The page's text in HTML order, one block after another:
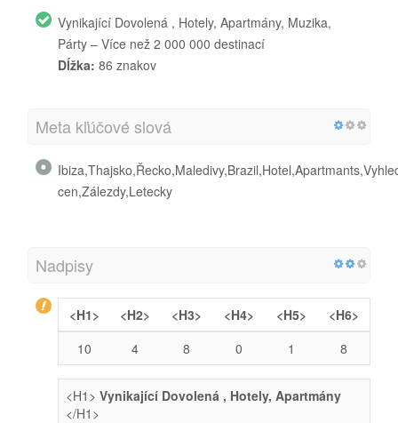
Vynikající Dovolená , Hotely, Apartmány, Muzika,
Párty – Více než 2 000 000 destinací
Dĺžka: 86 znakov
Meta kľúčové slová
cen,Zálezdy,Letecky
Nadpisy
<H1> <H2> <H3> <H4> <H5>
<H6>
10
4 8 0 1 8
<H1> Vynikající Dovolená , Hotely, Apartmány
</H1>